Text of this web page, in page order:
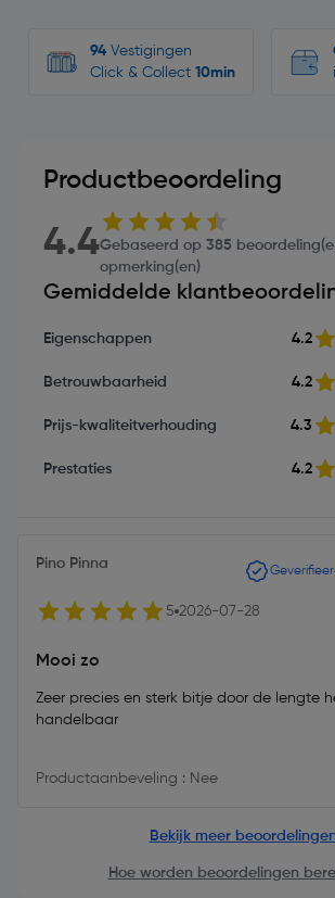
94 Vestigingen
Click & Collect 10min
Productbeoordeling
4.4Gebaseerd op 385
opmerking(en)
Gemiddelde
Eigenschappen 4.2
Betrouwbaarheid 4.2
Prijs-kwaliteitverhouding 4.3
Prestaties 4.2
Pino Pinna
5 2026-07-28
Mooi zo
Zeer precies en sterk bitje door de lengte
handelbaar
Productaanbeveling : Nee
Bekijk meer
Hoe worden beoordelingen